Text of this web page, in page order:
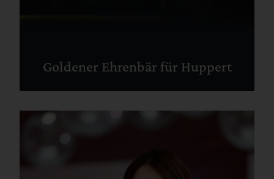
Goldener Ehrenbär für Huppert